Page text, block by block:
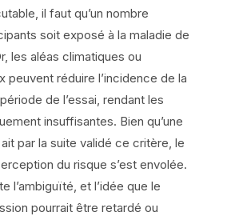
il faut qu’un nombre
soit exposé à la maladie de
les aléas climatiques ou
peuvent réduire l’incidence de la
de l’essai, rendant les
insuffisantes. Bien qu’une
par la suite validé ce critère, le
du risque s’est envolée.
l’ambiguïté, et l’idée que le
pourrait être retardé ou